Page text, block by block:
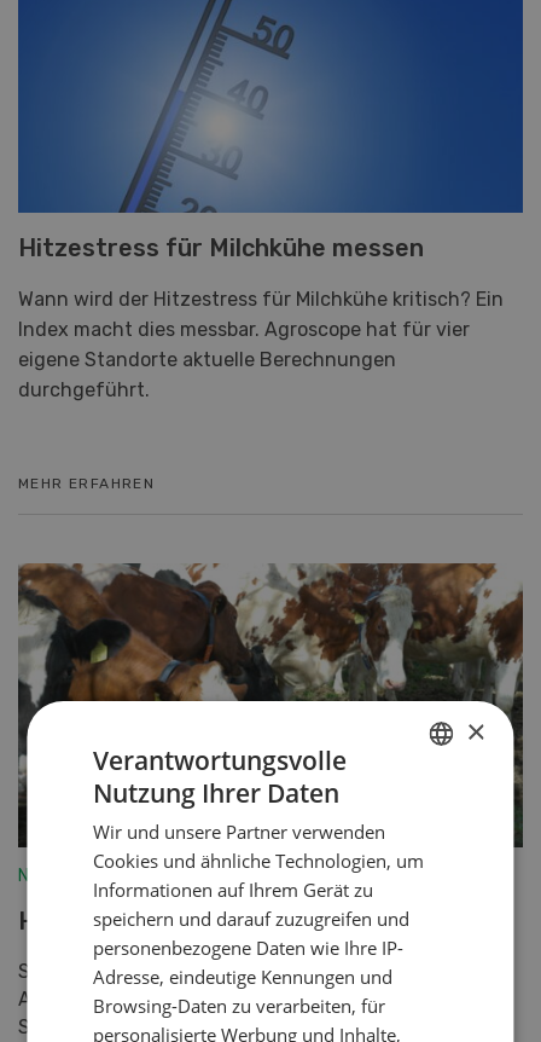
Hitzestress für Milchkühe messen
Wann wird der Hitzestress für Milchkühe kritisch? Ein
Index macht dies messbar. Agroscope hat für vier
eigene Standorte aktuelle Berechnungen
durchgeführt.
MEHR ERFAHREN
Nutztiere
Hitzestress bei weidenden Milchkühen
Selbst in Regionen mit gemässigtem Klima kann ein
Anstieg der Umgebungstemperatur und die
Sonneneinstrahlung zu Hitzestress bei weidenden
×
Verantwortungsvolle
Nutzung Ihrer Daten
Wir und unsere Partner verwenden
Cookies und ähnliche Technologien, um
Informationen auf Ihrem Gerät zu
speichern und darauf zuzugreifen und
personenbezogene Daten wie Ihre IP-
Adresse, eindeutige Kennungen und
Browsing-Daten zu verarbeiten, für
personalisierte Werbung und Inhalte,